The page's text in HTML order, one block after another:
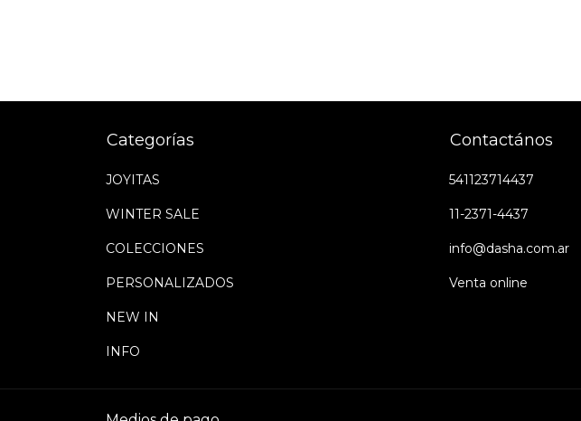
Categorías
JOYITAS
WINTER SALE
COLECCIONES
PERSONALIZADOS
NEW IN
INFO
Contactános
541123714437
11-2371-4437
info@dasha.com.ar
Venta online